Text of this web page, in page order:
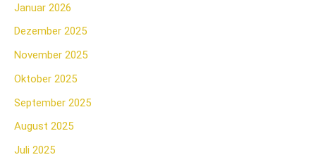
Januar 2026
Dezember 2025
November 2025
Oktober 2025
September 2025
August 2025
Juli 2025